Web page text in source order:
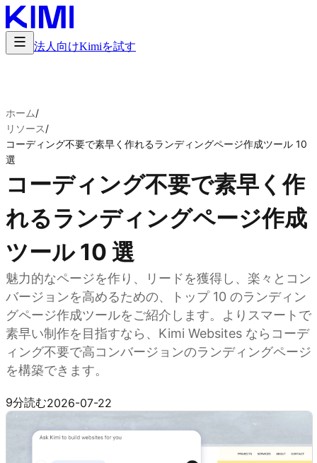
法人向けKimiを試す
ホーム/
リソース/
コーディング不要で素早く作れるランディングページ作成ツール 10
選
コーディング不要で素早く作
れるランディングページ作成
ツール 10 選
魅力的なページを作り、リードを獲得し、楽々とコン
バージョンを高めるための、トップ 10 のランディン
グページ作成ツールをご紹介します。よりスマートで
素早い制作を目指すなら、Kimi Websites ならコーデ
ィング不要で高コンバージョンのランディングページ
を構築できます。
9分読む2026-07-22